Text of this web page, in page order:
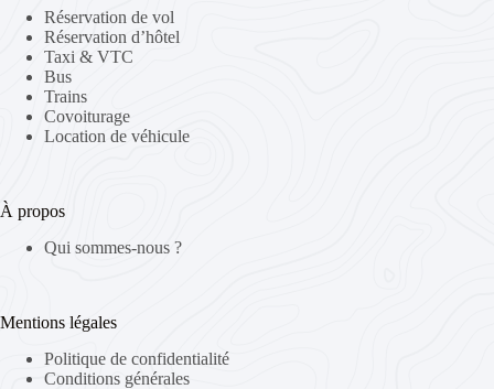
Réservation de vol
Réservation d’hôtel
Taxi & VTC
Bus
Trains
Covoiturage
Location de véhicule
À propos
Qui sommes-nous ?
Mentions légales
Politique de confidentialité
Conditions générales